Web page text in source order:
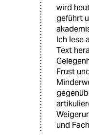
wird
geführt
Ich lese
Text
Frust
und